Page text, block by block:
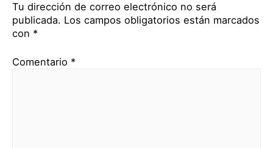
Tu dirección de correo electrónico no será
publicada. Los campos obligatorios están marcados
con *
Comentario *